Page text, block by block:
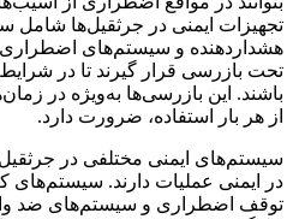
تجهیزات ایمنی در جرثقیل‌ها شامل
هشداردهنده و سیستم‌های اضطراری
تحت بازرسی قرار گیرند تا در
باشند. این بازرسی‌ها به‌ویژه در
از هر بار استفاده، ضرورت دارد.
سیستم‌های ایمنی مختلفی در
در ایمنی عملیات دارند. سیستم‌های
توقف اضطراری و سیستم‌های ضد